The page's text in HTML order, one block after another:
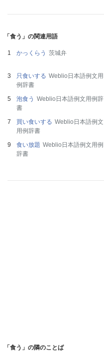
「食う」の関連用語
かっくらう 茨城弁
只食いする Weblio日本語例文用
例辞書
泡食う Weblio日本語例文用例辞
書
買い食いする Weblio日本語例文
用例辞書
食い放題 Weblio日本語例文用例
辞書
「食う」の隣のことば